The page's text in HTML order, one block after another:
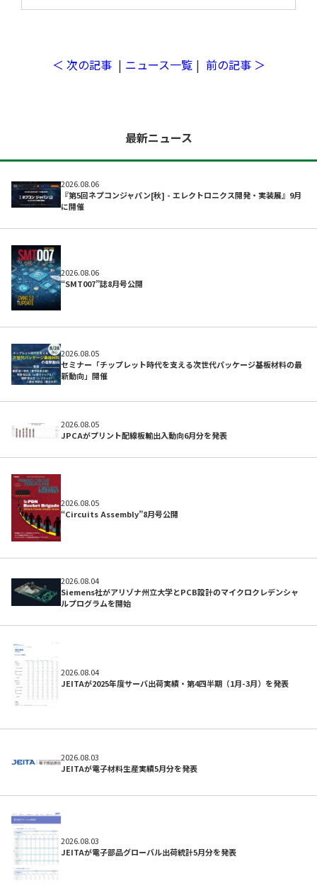
開発サポートのお願い
＜ 次の記事 | ニュース一覧 | 前の記事 ＞
最新ニュース
2026.08.06
『第5回ネプコンジャパン[秋] - エレクトロニクス開発・実装展』9月
に開催
2026.08.06
“SMT007”誌8月号公開
2026.08.05
セミナー「チップレット時代を支える次世代パッケージ基板材料の最
新動向」開催
2026.08.05
JPCAがプリント配線板輸出入動向6月分を発表
2026.08.05
“Circuits Assembly”8月号公開
2026.08.04
Siemens社がアリゾナ州立大学とPCB設計のマイクロクレデンシャ
ルプログラムを開始
2026.08.04
JEITAが2025年度サーバ出荷実績・第4四半期（1月-3月）を発表
2026.08.03
JEITAが電子材料生産実績5月分を発表
2026.08.03
JEITAが電子部品グローバル出荷統計5月分を発表